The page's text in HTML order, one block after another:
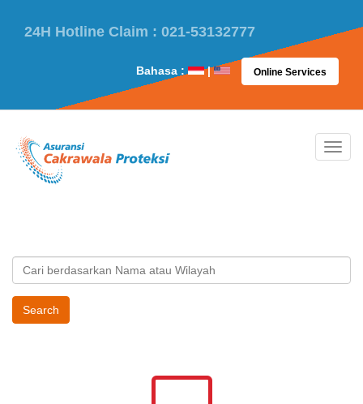
24H Hotline Claim : 021-53132777
Bahasa : | Online Services